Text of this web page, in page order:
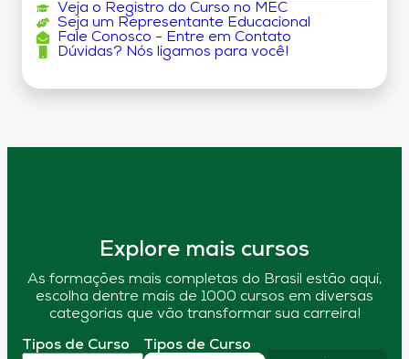
Veja o Registro do Curso no MEC
Seja um Representante Educacional
Fale Conosco - Entre em Contato
Dúvidas? Nós ligamos para você!
Explore mais cursos
As formações mais completas do Brasil estão aqui,
escolha dentre mais de 1000 cursos em diversas
categorias que vão transformar sua carreira!
Tipos de Curso Tipos de Curso